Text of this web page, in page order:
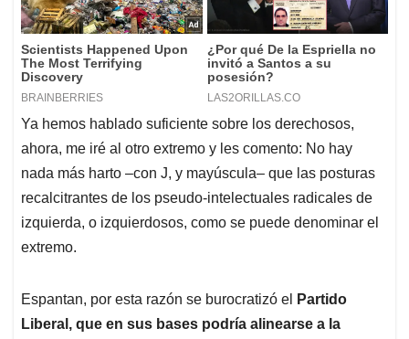
Ya hemos hablado suficiente sobre los derechosos,
ahora, me iré al otro extremo y les comento: No hay
nada más harto –con J, y mayúscula– que las posturas
recalcitrantes de los pseudo-intelectuales radicales de
izquierda, o izquierdosos, como se puede denominar el
extremo.
Espantan, por esta razón se burocratizó el
Partido
Liberal, que en sus bases podría alinearse a la